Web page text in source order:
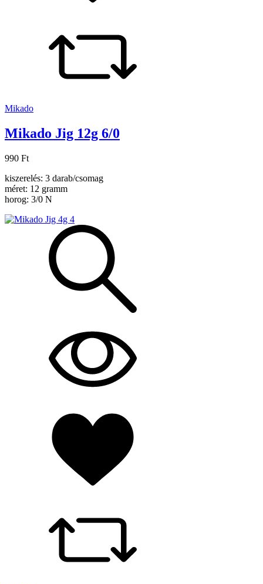
Mikado
Mikado Jig 12g 6/0
990 Ft
kiszerelés: 3 darab/csomag
méret: 12 gramm
horog: 3/0 N